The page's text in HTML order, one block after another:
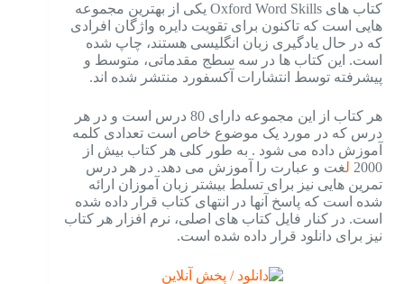
کتاب های Oxford Word Skills یکی از بهترین مجموعه
هایی است که تاکنون برای تقویت دایره واژگان افرادی
که در حال یادگیری زبان انگلیسی هستند، چاپ شده
است. این کتاب ها در سه سطج مقدماتی، متوسط و
پیشرفته توسط انتشارات آکسفورد منتشر شده اند.
هر کتاب از این مجموعه دارای 80 درس است و در هر
درس که در مورد یک موضوع خاص است تعدادی کلمه
آموزش داده می شود . به طور کلی هر کتاب بیش از
2000 لغت و عبارت را آموزش می دهد. در هر درس
تمرین هایی نیز برای تسلط بیشتر زبان آموزان ارائه
شده است که پاسخ آنها در انتهای کتاب قرار داده شده
است. در کنار فایل کتاب های اصلی، نرم افزار هر کتاب
نیز برای دانلود قرار داده شده است.